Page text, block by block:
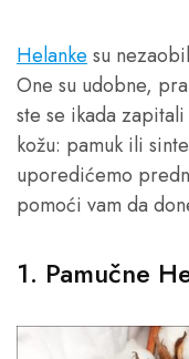
Helanke su
One su udobne,
ste se ikada
kožu: pamuk ili
uporedićemo
pomoći vam da
1. Pamučne